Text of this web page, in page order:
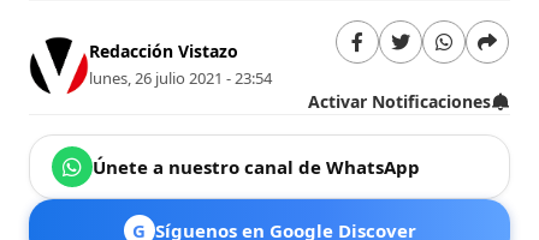
Redacción Vistazo
lunes, 26 julio 2021 - 23:54
Activar Notificaciones
Únete a nuestro canal de WhatsApp
G Síguenos en Google Discover